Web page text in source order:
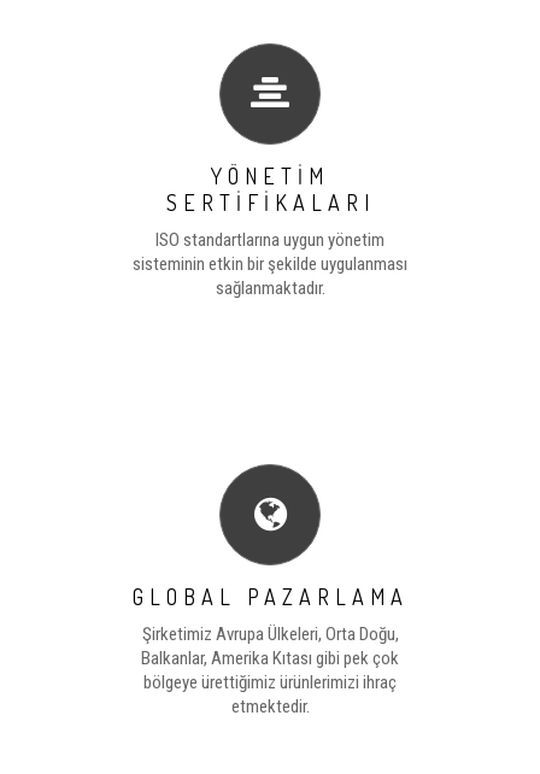
YÖNETİM
SERTİFİKALARI
ISO standartlarına uygun yönetim
sisteminin etkin bir şekilde uygulanması
sağlanmaktadır.
GLOBAL PAZARLAMA
Şirketimiz Avrupa Ülkeleri, Orta Doğu,
Balkanlar, Amerika Kıtası gibi pek çok
bölgeye ürettiğimiz ürünlerimizi ihraç
etmektedir.